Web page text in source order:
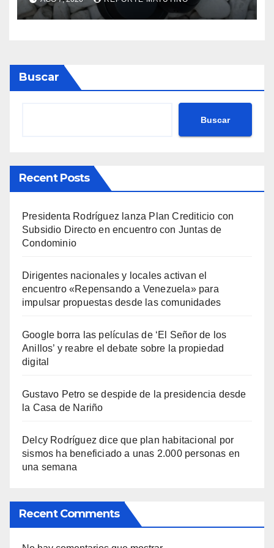
Buscar
Buscar
Recent Posts
Presidenta Rodríguez lanza Plan Crediticio con
Subsidio Directo en encuentro con Juntas de
Condominio
Dirigentes nacionales y locales activan el
encuentro «Repensando a Venezuela» para
impulsar propuestas desde las comunidades
Google borra las películas de ‘El Señor de los
Anillos’ y reabre el debate sobre la propiedad
digital
Gustavo Petro se despide de la presidencia desde
la Casa de Nariño
Delcy Rodríguez dice que plan habitacional por
sismos ha beneficiado a unas 2.000 personas en
una semana
Recent Comments